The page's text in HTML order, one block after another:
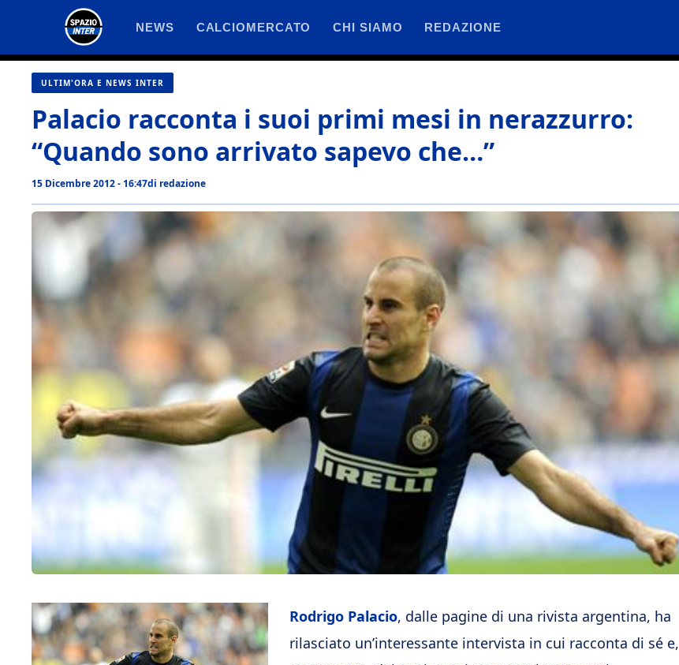
contenuto
NEWS CALCIOMERCATO CHI SIAMO REDAZIONE
ULTIM'ORA E NEWS INTER
Palacio racconta i suoi primi mesi in nerazzurro:
“Quando sono arrivato sapevo che…”
15 Dicembre 2012 - 16:47di redazione
Rodrigo Palacio, dalle pagine di una rivista argentina, ha
rilasciato un’interessante intervista in cui racconta di sé e,